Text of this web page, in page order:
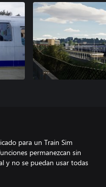
para un Train Sim
permanezcan sin
y no se puedan usar todas